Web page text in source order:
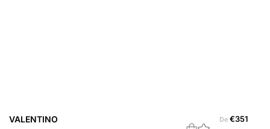
VALENTINO De €351